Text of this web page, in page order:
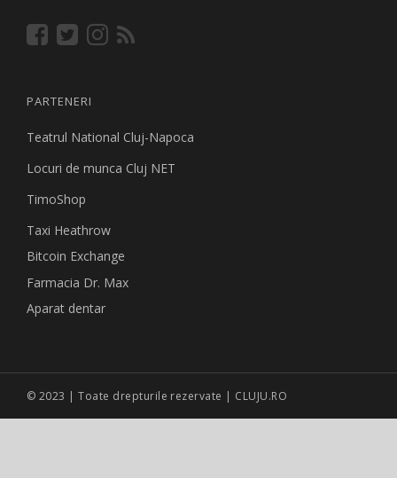
PARTENERI
Teatrul National Cluj-Napoca
Locuri de munca Cluj NET
TimoShop
Taxi Heathrow
Bitcoin Exchange
Farmacia Dr. Max
Aparat dentar
© 2023 | Toate drepturile rezervate | CLUJU.RO